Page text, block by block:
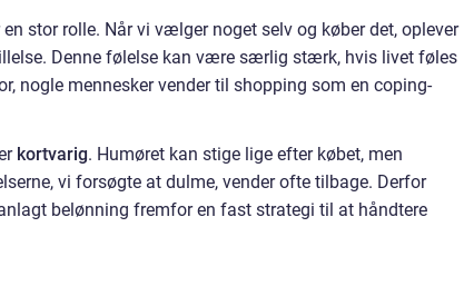
stor rolle. Når vi vælger noget selv og køber det, oplever
Denne følelse kan være særlig stærk, hvis livet føles
nogle mennesker vender til shopping som en coping-
kortvarig. Humøret kan stige lige efter købet, men
vi forsøgte at dulme, vender ofte tilbage. Derfor
belønning fremfor en fast strategi til at håndtere